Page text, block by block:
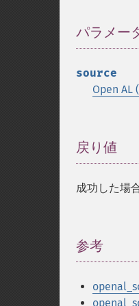
パラメー
source
Open AL
戻り値
成功した場
参考